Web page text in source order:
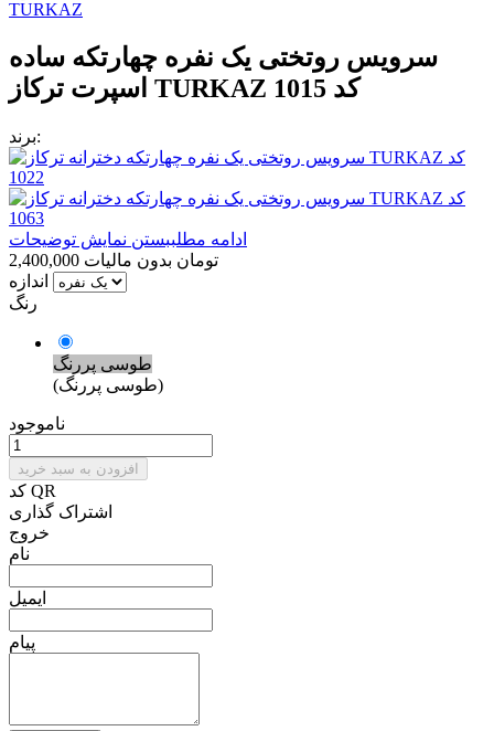
TURKAZ
سرویس روتختی یک نفره چهارتکه ساده
اسپرت ترکاز TURKAZ کد 1015
برند:
ادامه مطلببستن نمایش توضیحات
2,400,000 تومان بدون مالیات
اندازه
رنگ
طوسی پررنگ
(طوسی پررنگ)
ناموجود
افزودن به سبد خرید
کد QR
اشتراک گذاری
خروج
نام
ایمیل
پیام